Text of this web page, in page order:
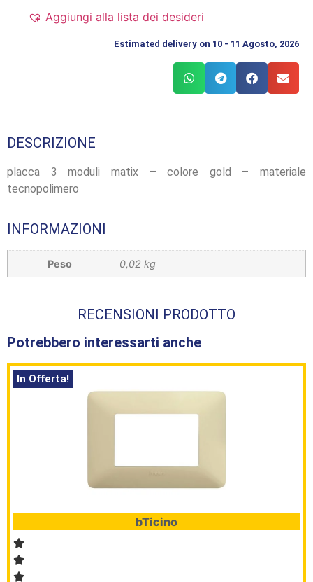
Aggiungi alla lista dei desideri
Estimated delivery on 10 - 11 Agosto, 2026
DESCRIZIONE
placca 3 moduli matix – colore gold – materiale
tecnopolimero
INFORMAZIONI
Peso 0,02 kg
RECENSIONI PRODOTTO
Potrebbero interessarti anche
In Offerta!
bTicino